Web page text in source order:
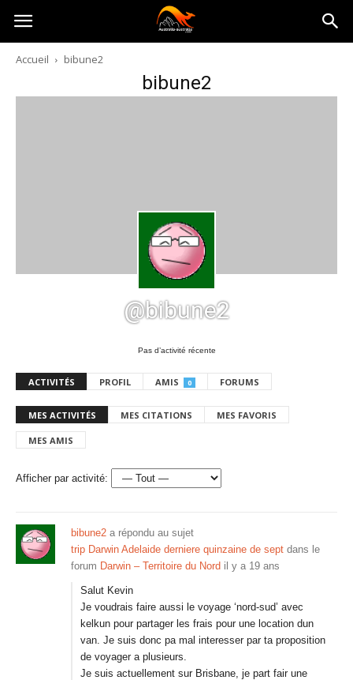
Australia-
australie.com
Accueil bibune2
bibune2
@bibune2
Pas d’activité récente
ACTIVITÉS PROFIL AMIS 0 FORUMS
MES ACTIVITÉS MES CITATIONS MES FAVORIS
MES AMIS
Afficher par activité:
bibune2 a répondu au sujet
trip Darwin Adelaide derniere quinzaine de sept dans le
forum Darwin – Territoire du Nord il y a 19 ans
Salut Kevin
Je voudrais faire aussi le voyage ‘nord-sud’ avec
kelkun pour partager les frais pour une location dun
van. Je suis donc pa mal interesser par ta proposition
de voyager a plusieurs.
Je suis actuellement sur Brisbane, je part fair une